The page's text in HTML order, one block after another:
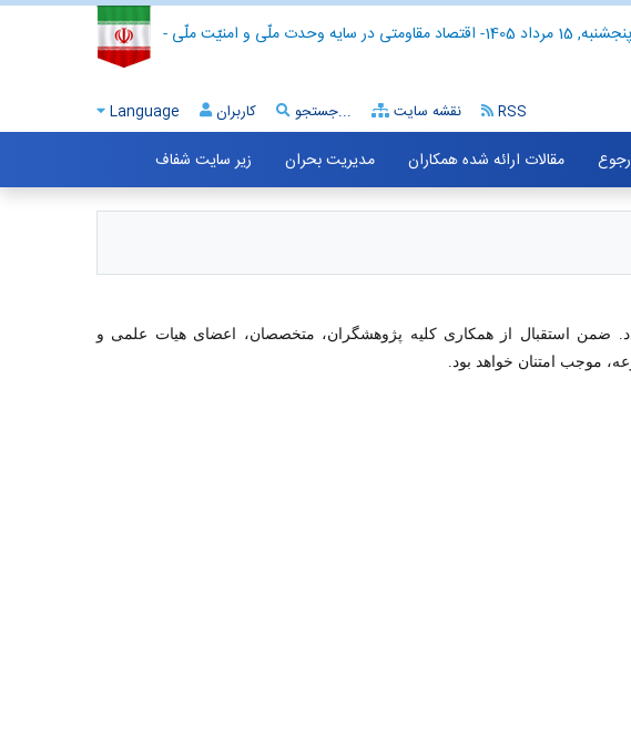
- اقتصاد مقاومتی در سایه وحدت ملّی و امنیّت ملّی - پنجشنبه, 15 مرداد 1405
Language کاربران جستجو... نقشه سایت RSS
رجوع مقالات ارائه شده همکاران مدیریت بحران
زیر سایت شفاف
استقبال از همکاری کلیه پژوهشگران، متخصصان، اعضای هیات علمی و
موجب امتنان خواهد بود.